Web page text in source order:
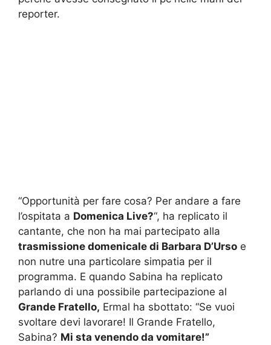
reporter.
“Opportunità per fare cosa? Per andare a fare
l’ospitata a Domenica Live?“, ha replicato il
cantante, che non ha mai partecipato alla
trasmissione domenicale di Barbara D’Urso e
non nutre una particolare simpatia per il
programma. E quando Sabina ha replicato
parlando di una possibile partecipazione al
Grande Fratello, Ermal ha sbottato: “Se vuoi
svoltare devi lavorare! Il Grande Fratello,
Sabina? Mi sta venendo da vomitare!”